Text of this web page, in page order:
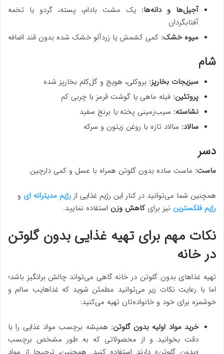
آجیل‌ها و دانه‌ها: یک مشت بادام، پسته، گردو یا تخمه
آفتابگردان
میوه خشک: کمی کشمش یا زردآلو خشک شده بدون قند اضافه
شام
سبزیجات بخارپز: بروکلی، هویج و گل‌کلم بخارپز شده
پروتئین: فیله ماهی یا گوشت قرمز با چربی کم
نشاسته: سیب‌زمینی پخته یا برنج سفید
سالاد: سالاد تازه با روغن زیتون و سرکه
دسر
ماست: ماست ساده بدون گلوتن همراه با عسل و کمی دارچین
همچنین شما می‌توانید در کنار این رژیم غذایی از رژیم مدیترانه ای و
رژیم فلکسترین نیز برای کاهش وزن استفاده نمایید.
نکات مهم برای تهیه غذایی بدون گلوتن
در خانه
تهیه غذاهای بدون گلوتن در خانه گاهی می‌تواند چالش برانگیز باشد؛
اما با رعایت نکات زیر می‌توانید مطمئن شوید که غذاهایب سالم و
خوشمزه برای خود و خانواده‌تان تهیه می‌کنید:
خرید مواد اولیه بدون گلوتن: همیشه برچسب مواد غذایی را با
دقت بخوانید و از محصولاتی که به طور مشخص برچسب